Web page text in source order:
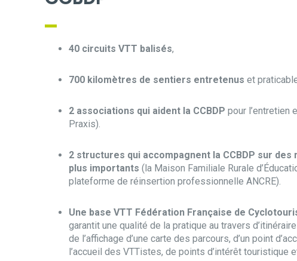
40 circuits VTT balisés,
700 kilomètres de sentiers entretenus et
2 associations qui aident la CCBDP pour l’entretien
Praxis).
2 structures qui accompagnent la CCBDP sur
plus importants (la Maison Familiale Rurale
plateforme de réinsertion professionnelle ANCRE).
Une base VTT Fédération Française de
garantit une qualité de la pratique au travers
de l’affichage d’une carte des parcours, d’un point
l’accueil des VTTistes, de points d’intérêt touristique